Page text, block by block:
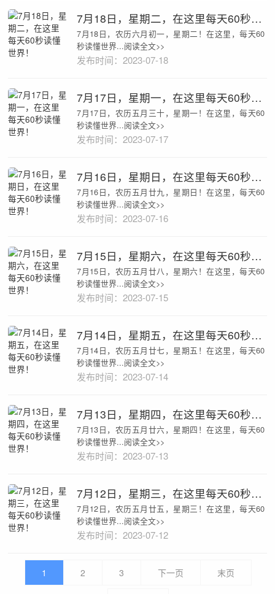
7月18日，星期二，在这里每天60秒读懂世界！
7月18日，农历六月初一，星期二！在这里，每天60
秒读懂世界...阅读全文>>
发布时间：2023-07-18
7月17日，星期一，在这里每天60秒读懂世界！
7月17日，农历五月三十，星期一！在这里，每天60
秒读懂世界...阅读全文>>
发布时间：2023-07-17
7月16日，星期日，在这里每天60秒读懂世界！
7月16日，农历五月廿九，星期日！在这里，每天60
秒读懂世界...阅读全文>>
发布时间：2023-07-16
7月15日，星期六，在这里每天60秒读懂世界！
7月15日，农历五月廿八，星期六！在这里，每天60
秒读懂世界...阅读全文>>
发布时间：2023-07-15
7月14日，星期五，在这里每天60秒读懂世界！
7月14日，农历五月廿七，星期五！在这里，每天60
秒读懂世界...阅读全文>>
发布时间：2023-07-14
7月13日，星期四，在这里每天60秒读懂世界！
7月13日，农历五月廿六，星期四！在这里，每天60
秒读懂世界...阅读全文>>
发布时间：2023-07-13
7月12日，星期三，在这里每天60秒读懂世界！
7月12日，农历五月廿五，星期三！在这里，每天60
秒读懂世界...阅读全文>>
发布时间：2023-07-12
1 2 3 下一页 末页